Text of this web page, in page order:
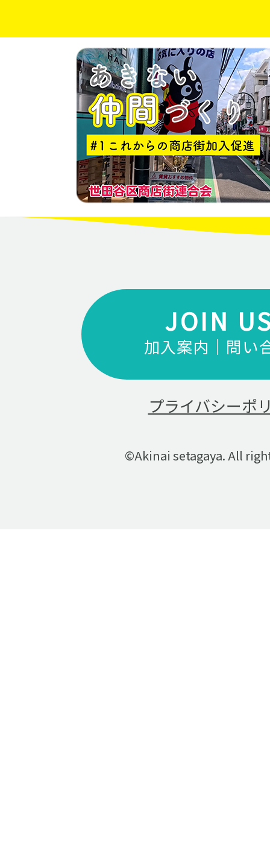
JOIN
加入案内｜問い
プライバシーポ
©Akinai setagaya. All